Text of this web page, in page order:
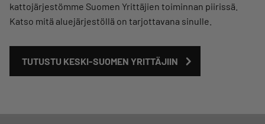
kattojärjestömme Suomen Yrittäjien toiminnan piirissä.
Katso mitä aluejärjestöllä on tarjottavana sinulle.
TUTUSTU KESKI-SUOMEN YRITTÄJIIN